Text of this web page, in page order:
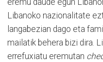
eremu daude egun
Libanoko nazionalitate
langabezian dago eta
mailatik behera bizi dira.
errefuxiatu eremutan